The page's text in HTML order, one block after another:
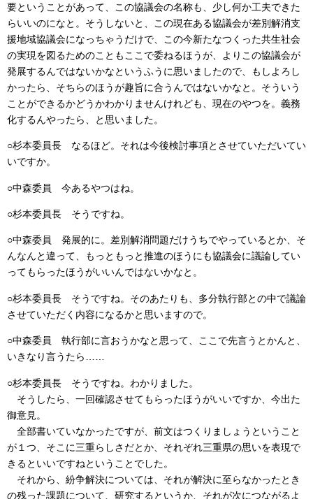
要ということがあって、この協議会の名称も、少し何か工夫できた
らいいのになと。そうしないと、この現在ある協議会が差別解消支
援地域協議会になっちゃうだけで、この今新たなつくった共生社会
の実現を図るためのこともここで委ねるほうが、よりこの協議会が
発展するんではないかなというふうに思いましたので、もしよろし
かったら、そちらのほうが趣旨に合うんではないかなと。そういう
ことができるかどうかわかりませんけれども、現在のやつを。義務
化するんやったら、と思いました。
○杉本委員長 なるほど。それは今後検討事項とさせていただいてい
いですか。
○中森委員 今あるやつはね。
○杉本委員長 そうですね。
○中森委員
発展的に。差別解消問題だけうちでやっているとか、そ
んなんと違って、もっともっと推進のほうにも協議会に議論してい
ってもらったほうがいいんではないかなと。
○杉本委員長 そうですね。そのあたりも、多分執行部との中で議論
させていただく内容になるかと思いますので。
○中森委員
執行部に言おうかなと思って、ここで先言うとかんと、
いきなり言うたら……
○杉本委員長 そうですね。わかりました。
そうしたら、一回確認させてもらったほうがいいですか、 今出た
御意見。
全部書いていなかったですが、前文はつくりましょうということ
が１つ、そこに三重らしさだとか、それぞれ三重県の思いを表現で
きるといいですねということでした。
それから、紛争解決については、それが解決に至らなかったとき
の残った課題について、研究するというか、それが次につながるよ